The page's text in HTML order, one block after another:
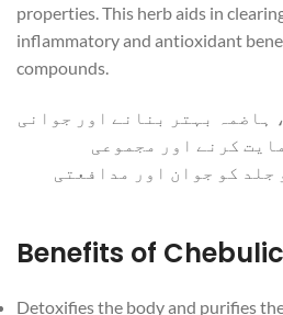
properties. This herb aids in
inflammatory and antioxidant
compounds.
بہتر بنانے اور جوانی
کرنے اور مجموعی
کو جوان اور مدافعتی
Detoxifies the body and purifies